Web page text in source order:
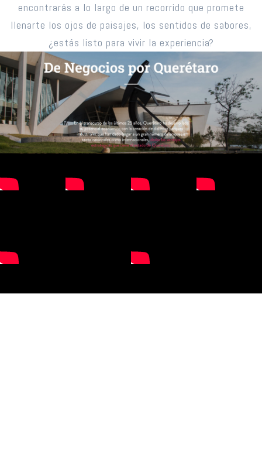
encontrarás a lo largo de un recorrido que promete
llenarte los ojos de paisajes, los sentidos de sabores,
¿estás listo para vivir la experiencia?